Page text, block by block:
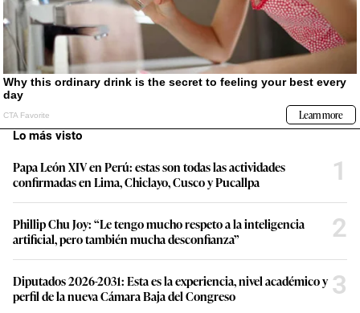
Lo más visto
Papa León XIV en Perú: estas son todas las actividades
confirmadas en Lima, Chiclayo, Cusco y Pucallpa
1
Phillip Chu Joy: “Le tengo mucho respeto a la inteligencia
artificial, pero también mucha desconfianza”
2
Diputados 2026-2031: Esta es la experiencia, nivel académico y
perfil de la nueva Cámara Baja del Congreso
3